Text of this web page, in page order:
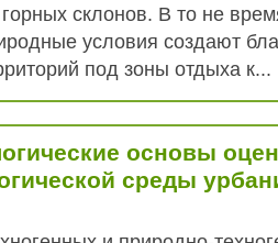
склонов. В то не
условия создают
под зоны отдыха к...
основы
среды